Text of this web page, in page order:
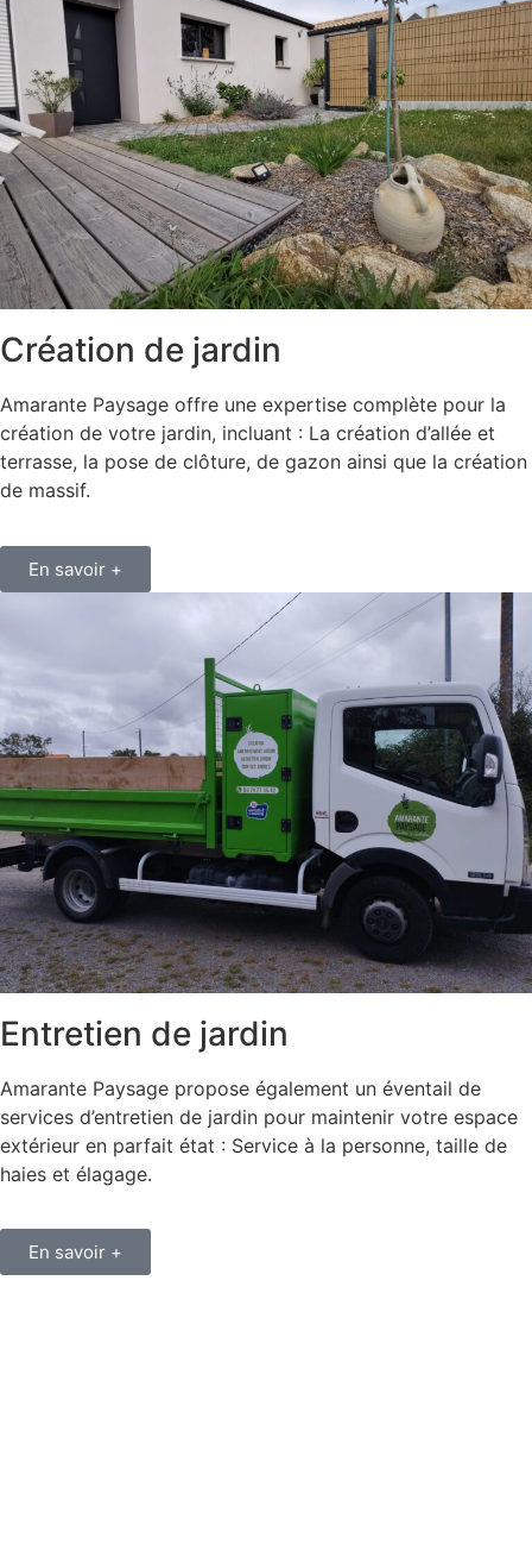
Création de jardin
Amarante Paysage offre une expertise complète pour la
création de votre jardin, incluant : La création d’allée et
terrasse, la pose de clôture, de gazon ainsi que la création
de massif.
En savoir +
Entretien de jardin
Amarante Paysage propose également un éventail de
services d’entretien de jardin pour maintenir votre espace
extérieur en parfait état : Service à la personne, taille de
haies et élagage.
En savoir +